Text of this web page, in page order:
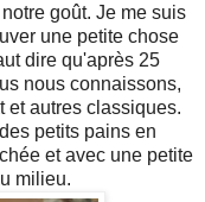
goût. Je me suis
une petite chose
dire qu'après 25
nous connaissons,
et autres classiques.
petits pains en
et avec une petite
milieu.